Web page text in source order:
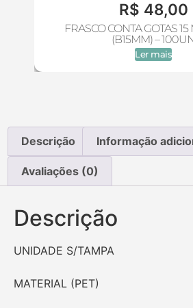
R$ 48,00
FRASCO CONTA GOTAS
(B15MM) –
Ler mais
Descrição Informação
Avaliações (0)
Descrição
UNIDADE S/TAMPA
MATERIAL (PET)